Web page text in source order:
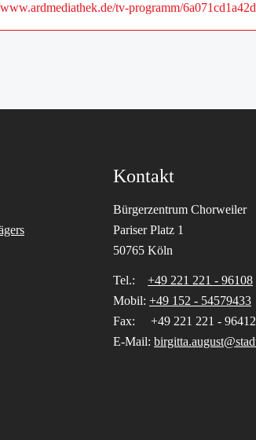
tv-programm/
Kontakt
Bürgerzentrum Chorweiler
Pariser Platz 1
50765 Köln
Tel.: +49 221 221 - 96108
Mobil: +49 152 - 54579433
Fax: +49 221 221 - 96412
E-Mail: